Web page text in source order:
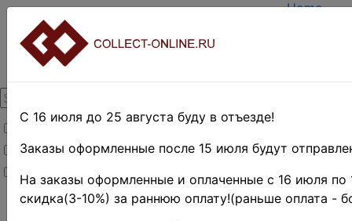
Товары со скидкой
Товары в наличии
Новинки
Home
TERMS
Home»
С 16 июля до 25 августа буду в отъезде!
Заказы оформленные после 15 июля будут
На заказы оформленные и оплаченные с 16 июля по
скидка(3-10%) за раннюю оплату!(раньше оплата -